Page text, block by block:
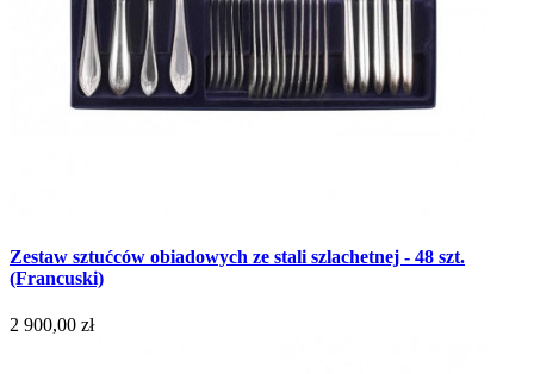
Zestaw sztućców obiadowych ze stali szlachetnej - 48 szt.
(Francuski)
2 900,00 zł